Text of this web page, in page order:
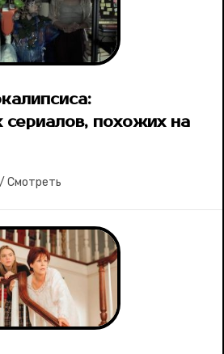
похожих на
/ Смотреть